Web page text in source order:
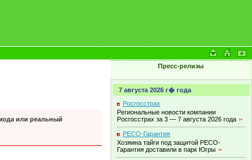
или реальный
Пресс-релизы
7 августа 2026 г� года
Росгосстрах
Региональные новости компании
Росгосстрах за 3 — 7 августа 2026 года
РЕСО-Гарантия
Хозяина тайги под защитой РЕСО-
Гарантия доставили в парк Югры